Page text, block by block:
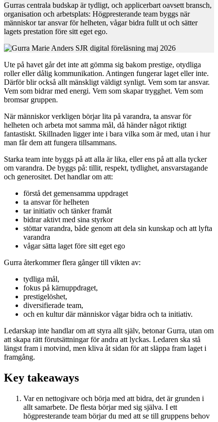
Gurras centrala budskap är tydligt, och applicerbart oavsett bransch,
organisation och arbetsplats: Högpresterande team byggs när
människor tar ansvar för helheten, vågar bidra fullt ut och sätter
lagets prestation före sitt eget ego.
Ute på havet går det inte att gömma sig bakom prestige, otydliga
roller eller dålig kommunikation. Antingen fungerar laget eller inte.
Därför blir också allt mänskligt väldigt synligt. Vem som tar ansvar.
Vem som bidrar med energi. Vem som skapar trygghet. Vem som
bromsar gruppen.
När människor verkligen börjar lita på varandra, ta ansvar för
helheten och arbeta mot samma mål, då händer något riktigt
fantastiskt. Skillnaden ligger inte i bara vilka som är med, utan i hur
man får dem att fungera tillsammans.
Starka team inte byggs på att alla är lika, eller ens på att alla tycker
om varandra. De byggs på: tillit, respekt, tydlighet, ansvarstagande
och generositet. Det handlar om att:
förstå det gemensamma uppdraget
ta ansvar för helheten
tar initiativ och tänker framåt
bidrar aktivt med sina styrkor
stöttar varandra, både genom att dela sin kunskap och att lyfta
varandra
vågar sätta laget före sitt eget ego
Gurra återkommer flera gånger till vikten av:
tydliga mål,
fokus på kärnuppdraget,
prestigelöshet,
diversifierade team,
och en kultur där människor vågar bidra och ta initiativ.
Ledarskap inte handlar om att styra allt själv, betonar Gurra, utan om
att skapa rätt förutsättningar för andra att lyckas. Ledaren ska stå
längst fram i motvind, men kliva åt sidan för att släppa fram laget i
framgång.
Key takeaways
Var en nettogivare och börja med att bidra, det är grunden i
allt samarbete. De flesta börjar med sig själva. I ett
högpresterande team börjar du med att se till gruppens behov